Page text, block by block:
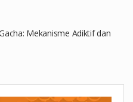
Mekanisme Adiktif dan